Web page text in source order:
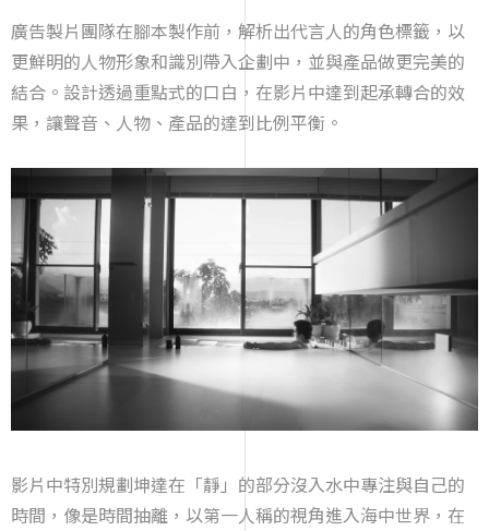
廣告製片團隊在腳本製作前，解析出代言人的角色標籤，以
更鮮明的人物形象和識別帶入企劃中，並與產品做更完美的
結合。設計透過重點式的口白，在影片中達到起承轉合的效
果，讓聲音、人物、產品的達到比例平衡。
影片中特別規劃坤達在「靜」的部分沒入水中專注與自己的
時間，像是時間抽離，以第一人稱的視角進入海中世界，在